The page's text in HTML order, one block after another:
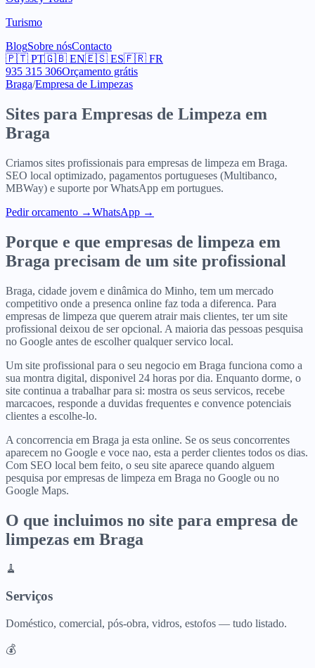
Turismo
BlogSobre nósContacto
🇵🇹 PT🇬🇧 EN🇪🇸 ES🇫🇷 FR
935 315 306Orçamento grátis
Braga/Empresa de Limpezas
Sites para Empresas de Limpeza em
Braga
Criamos sites profissionais para empresas de limpeza em Braga.
SEO local optimizado, pagamentos portugueses (Multibanco,
MBWay) e suporte por WhatsApp em portugues.
Pedir orcamento →WhatsApp →
Porque e que empresas de limpeza em
Braga precisam de um site profissional
Braga, cidade jovem e dinâmica do Minho, tem um mercado
competitivo onde a presenca online faz toda a diferenca. Para
empresas de limpeza que querem atrair mais clientes, ter um site
profissional deixou de ser opcional. A maioria das pessoas pesquisa
no Google antes de escolher qualquer servico local.
Um site profissional para o seu negocio em Braga funciona como a
sua montra digital, disponivel 24 horas por dia. Enquanto dorme, o
site continua a trabalhar para si: mostra os seus servicos, recebe
marcacoes, responde a duvidas frequentes e convence potenciais
clientes a escolhe-lo.
A concorrencia em Braga ja esta online. Se os seus concorrentes
aparecem no Google e voce nao, esta a perder clientes todos os dias.
Com SEO local bem feito, o seu site aparece quando alguem
pesquisa por empresas de limpeza em Braga no Google ou no
Google Maps.
O que incluimos no site para empresa de
limpezas em Braga
🧹
Serviços
Doméstico, comercial, pós-obra, vidros, estofos — tudo listado.
💰